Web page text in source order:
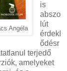
Angéla
is
abszo
lút
érdekl
ődésr
terjedő
amelyeket